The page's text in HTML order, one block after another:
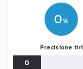
0
Precisione tiri
0